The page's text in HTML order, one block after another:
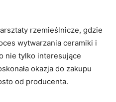
rzemieślnicze, gdzie
wytwarzania ceramiki‌ i
nie tylko interesujące
okazja do zakupu
od producenta.